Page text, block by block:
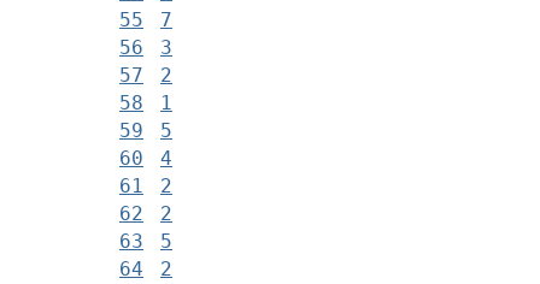
55
7
56
3
57
2
58
1
59
5
60
4
61
2
62
2
63
5
64
2